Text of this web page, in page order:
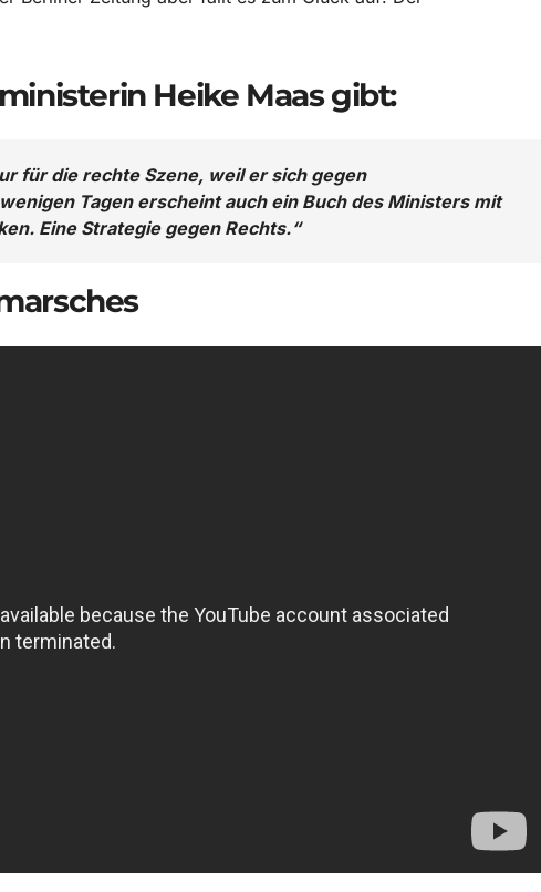
Heike Maas gibt:
für die rechte Szene, weil er sich gegen
Tagen erscheint auch ein Buch des Ministers mit
Eine Strategie gegen Rechts.“